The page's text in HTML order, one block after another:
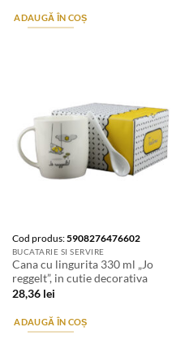
ADAUGĂ ÎN COȘ
Cod produs:5908276476602
BUCATARIE SI SERVIRE
Cana cu lingurita 330 ml „Jo
reggelt”, in cutie decorativa
28,36 lei
ADAUGĂ ÎN COȘ